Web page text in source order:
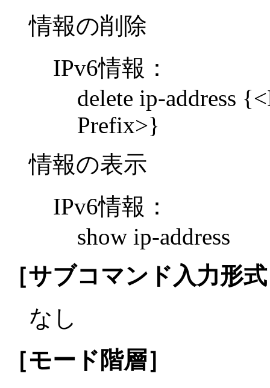
情報の削除
IPv6情報：
delete ip-address
Prefix>}
情報の表示
IPv6情報：
show ip-address
［サブコマンド入力形
なし
［モード階層］